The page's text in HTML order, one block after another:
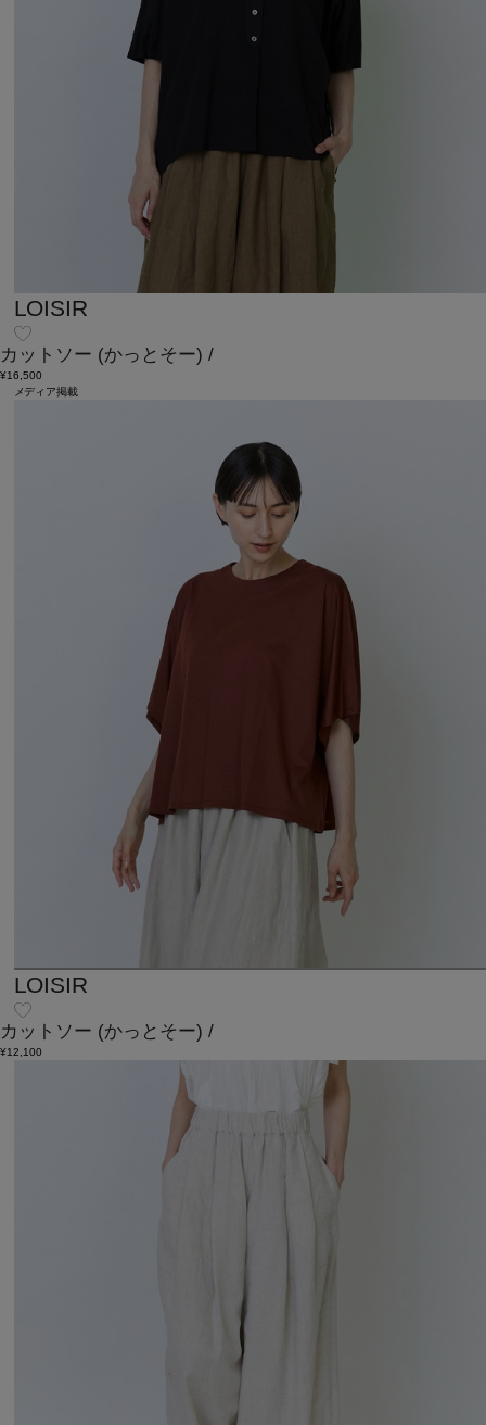
LOISIR
カットソー (かっとそー) /
¥16,500
メディア掲載
LOISIR
カットソー (かっとそー) /
¥12,100